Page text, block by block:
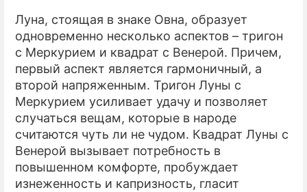
Луна, стоящая в знаке Овна, образует
одновременно несколько аспектов – тригон
с Меркурием и квадрат с Венерой. Причем,
первый аспект является гармоничный, а
второй напряженным. Тригон Луны с
Меркурием усиливает удачу и позволяет
случаться вещам, которые в народе
считаются чуть ли не чудом. Квадрат Луны с
Венерой вызывает потребность в
повышенном комфорте, пробуждает
изнеженность и капризность, гласит